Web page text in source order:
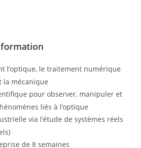
l’optique, le traitement numérique
la mécanique
pour observer, manipuler et
liés à l’optique
via l’étude de systèmes réels
de 8 semaines